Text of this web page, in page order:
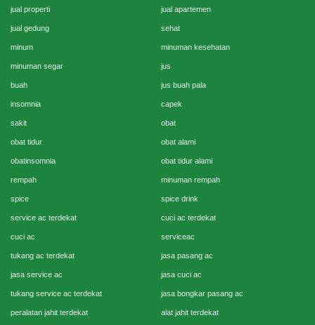
jual properti jual apartemen
jual gedung sehat
minum minuman kesehatan
minuman segar jus
buah jus buah pala
insomnia capek
sakit obat
obat tidur obat alami
obatinsomnia obat tidur alami
rempah minuman rempah
spice spice drink
service ac terdekat cuci ac terdekat
cuci ac serviceac
tukang ac terdekat jasa pasang ac
jasa service ac jasa cuci ac
tukang service ac terdekat jasa bongkar pasang ac
peralatan jahit terdekat alat jahit terdekat